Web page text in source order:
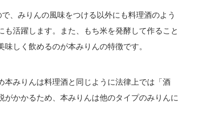
、みりんの風味をつける以外にも料理酒のよう
活躍します。また、もち米を発酵して作ること
しく飲めるのが本みりんの特徴です。
本みりんは料理酒と同じように法律上では「酒
かかるため、本みりんは他のタイプのみりんに